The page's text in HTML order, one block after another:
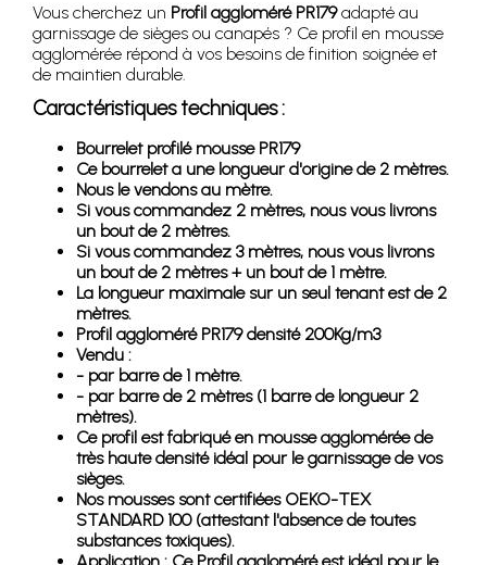
Vous cherchez un Profil aggloméré PR179adapté au
garnissage de sièges ou canapés ? Ce profil en mousse
agglomérée répond à vos besoins de finition soignée et
de maintien durable.
Caractéristiques techniques :
Bourrelet profilé mousse PR179
Ce bourrelet a une longueur d'origine de 2 mètres.
Nous le vendons au mètre.
Si vous commandez 2 mètres, nous vous livrons
un bout de 2 mètres.
Si vous commandez 3 mètres, nous vous livrons
un bout de 2 mètres + un bout de 1 mètre.
La longueur maximale sur un seul tenant est de 2
mètres.
Profil aggloméré PR179 densité 200Kg/m3
Vendu :
- par barre de 1 mètre.
- par barre de 2 mètres (1 barre de longueur 2
mètres).
Ce profil est fabriqué en mousse agglomérée de
très haute densité idéal pour le garnissage de vos
sièges.
Nos mousses sont certifiées OEKO-TEX
STANDARD 100 (attestant l'absence de toutes
substances toxiques).
Application : Ce Profil aggloméré est idéal pour le